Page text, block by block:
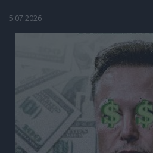
5.07.2026